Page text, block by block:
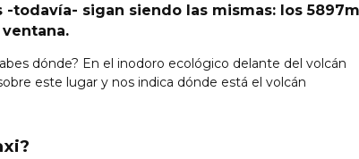
todavía- sigan siendo las mismas: los 5897m
dónde? En el inodoro ecológico delante del volcán
este lugar y nos indica dónde está el volcán